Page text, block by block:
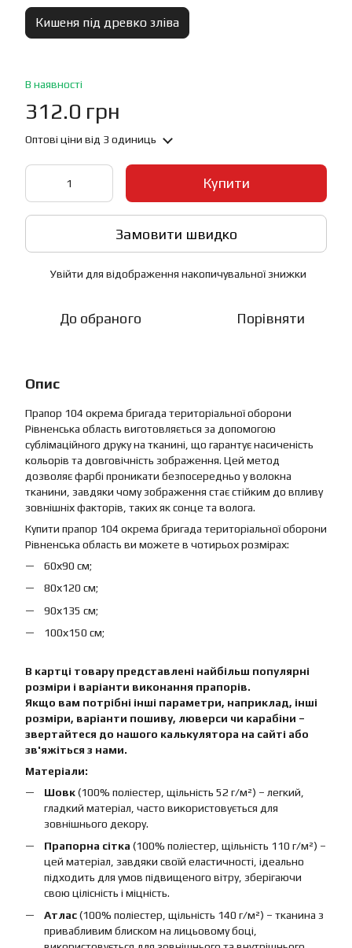
Кишеня під древко зліва
В наявності
312.0 грн
Оптові ціни від 3 одиниць
Купити
Замовити швидко
Увійти для відображення накопичувальної знижки
До обраного Порівняти
Опис
Прапор 104 окрема бригада територіальної оборони
Рівненська область виготовляється за допомогою
сублімаційного друку на тканині, що гарантує насиченість
кольорів та довговічність зображення. Цей метод
дозволяє фарбі проникати безпосередньо у волокна
тканини, завдяки чому зображення стає стійким до впливу
зовнішніх факторів, таких як сонце та волога.
Купити прапор 104 окрема бригада територіальної оборони
Рівненська область ви можете в чотирьох розмірах:
60х90 см;
80х120 см;
90х135 см;
100х150 см;
В картці товару представлені найбільш популярні
розміри і варіанти виконання прапорів.
Якщо вам потрібні інші параметри, наприклад, інші
розміри, варіанти пошиву, люверси чи карабіни –
звертайтеся до нашого калькулятора на сайті або
зв'яжіться з нами.
Матеріали:
Шовк(100% поліестер, щільність 52 г/м²) – легкий,
гладкий матеріал, часто використовується для
зовнішнього декору.
Прапорна сітка (100% поліестер, щільність 110 г/м²) –
цей матеріал, завдяки своїй еластичності, ідеально
підходить для умов підвищеного вітру, зберігаючи
свою цілісність і міцність.
Атлас(100% поліестер, щільність 140 г/м²) – тканина з
привабливим блиском на лицьовому боці,